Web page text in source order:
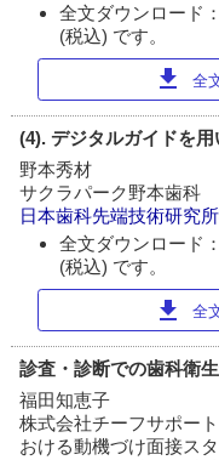
全文ダウンロード
(税込) です。
download 全
(4). デジタルガイドを
野本秀材
サクラパーク野本歯科
日本歯科先端技術研究
全文ダウンロード
(税込) です。
download 全
診査・診断での歯科衛
福田知恵子
株式会社チーフサポー
おける動機づけ面接ス